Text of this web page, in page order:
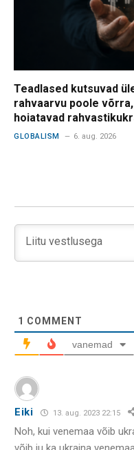
Teadlased kutsuvad
rahvaarvu poole
hoiatavad
GLOBALISM 6. aug. 2026
1 COMMENT
vanemad
Eiki 13. aug. 2023 22:15
Noh, kui venemaa võib